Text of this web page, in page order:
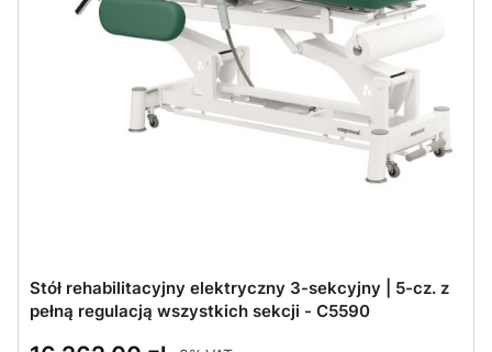
Stół rehabilitacyjny elektryczny 3-sekcyjny | 5-cz. z
pełną regulacją wszystkich sekcji - C5590